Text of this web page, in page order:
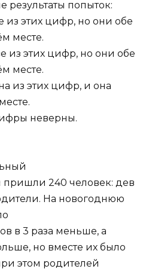
попыток:
из этих цифр, но они обе
месте.
из этих цифр, но они обе
месте.
из этих цифр, и она
неверны.
пришли 240 человек: дев
На новогоднюю
в 3 раза меньше, а
но вместе их было
этом родителей